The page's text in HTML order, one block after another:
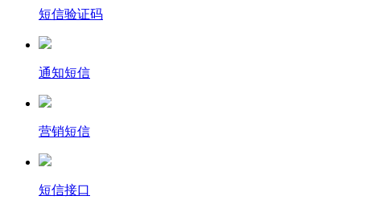
短信验证码
通知短信
营销短信
短信接口